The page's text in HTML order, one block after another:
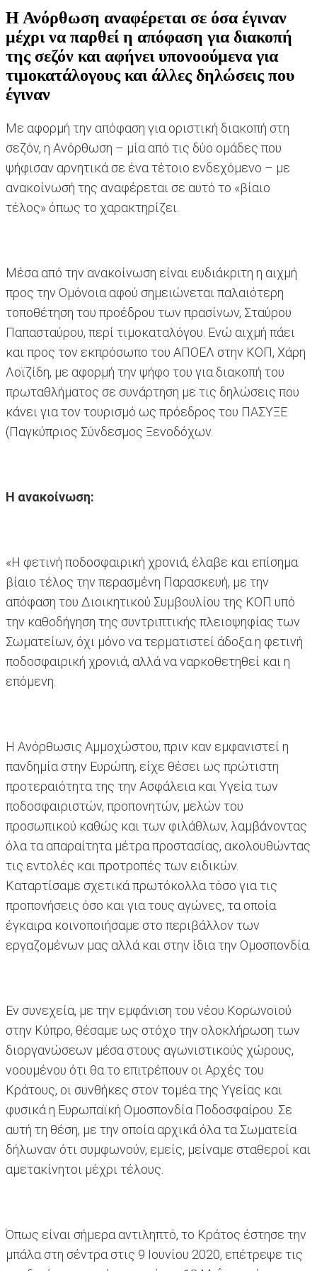
Η Ανόρθωση αναφέρεται σε όσα έγιναν
μέχρι να παρθεί η απόφαση για διακοπή
της σεζόν και αφήνει υπονοούμενα για
τιμοκατάλογους και άλλες δηλώσεις που
έγιναν
Με αφορμή την απόφαση για οριστική διακοπή στη
σεζόν, η Ανόρθωση – μία από τις δύο ομάδες που
ψήφισαν αρνητικά σε ένα τέτοιο ενδεχόμενο – με
ανακοίνωσή της αναφέρεται σε αυτό το «βίαιο
τέλος» όπως το χαρακτηρίζει.
Μέσα από την ανακοίνωση είναι ευδιάκριτη η αιχμή
προς την Ομόνοια αφού σημειώνεται παλαιότερη
τοποθέτηση του προέδρου των πρασίνων, Σταύρου
Παπασταύρου, περί τιμοκαταλόγου. Ενώ αιχμή πάει
και προς τον εκπρόσωπο του ΑΠΟΕΛ στην ΚΟΠ, Χάρη
Λοϊζίδη, με αφορμή την ψήφο του για διακοπή του
πρωταθλήματος σε συνάρτηση με τις δηλώσεις που
κάνει για τον τουρισμό ως πρόεδρος του ΠΑΣΥΞΕ
(Παγκύπριος Σύνδεσμος Ξενοδόχων.
Η ανακοίνωση:
«Η φετινή ποδοσφαιρική χρονιά, έλαβε και επίσημα
βίαιο τέλος την περασμένη Παρασκευή, με την
απόφαση του Διοικητικού Συμβουλίου της ΚΟΠ υπό
την καθοδήγηση της συντριπτικής πλειοψηφίας των
Σωματείων, όχι μόνο να τερματιστεί άδοξα η φετινή
ποδοσφαιρική χρονιά, αλλά να ναρκοθετηθεί και η
επόμενη.
Η Ανόρθωσις Αμμοχώστου, πριν καν εμφανιστεί η
πανδημία στην Ευρώπη, είχε θέσει ως πρώτιστη
προτεραιότητα της την Ασφάλεια και Υγεία των
ποδοσφαιριστών, προπονητών, μελών του
προσωπικού καθώς και των φιλάθλων, λαμβάνοντας
όλα τα απαραίτητα μέτρα προστασίας, ακολουθώντας
τις εντολές και προτροπές των ειδικών.
Καταρτίσαμε σχετικά πρωτόκολλα τόσο για τις
προπονήσεις όσο και για τους αγώνες, τα οποία
έγκαιρα κοινοποιήσαμε στο περιβάλλον των
εργαζομένων μας αλλά και στην ίδια την Ομοσπονδία.
Εν συνεχεία, με την εμφάνιση του νέου Κορωνοϊού
στην Κύπρο, θέσαμε ως στόχο την ολοκλήρωση των
διοργανώσεων μέσα στους αγωνιστικούς χώρους,
νοουμένου ότι θα το επιτρέπουν οι Αρχές του
Κράτους, οι συνθήκες στον τομέα της Υγείας και
φυσικά η Ευρωπαϊκή Ομοσπονδία Ποδοσφαίρου. Σε
αυτή τη θέση, με την οποία αρχικά όλα τα Σωματεία
δήλωναν ότι συμφωνούν, εμείς, μείναμε σταθεροί και
αμετακίνητοι μέχρι τέλους.
Όπως είναι σήμερα αντιληπτό, το Κράτος έστησε την
μπάλα στη σέντρα στις 9 Ιουνίου 2020, επέτρεψε τις